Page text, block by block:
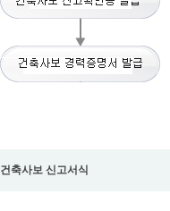
건축사보 신고서식